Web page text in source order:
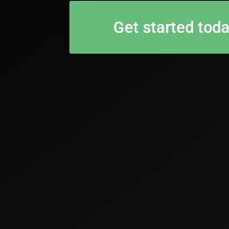
Get started